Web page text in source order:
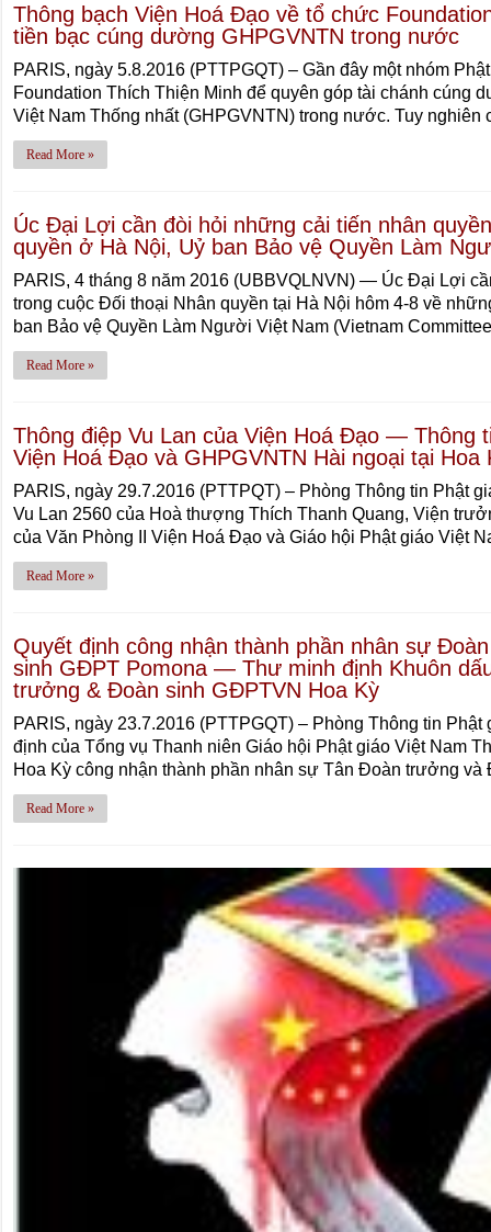
Thông bạch Viện Hoá Đạo về tổ chức
tiền bạc cúng dường GHPGVNTN trong nước
PARIS, ngày 5.8.2016 (PTTPGQT) – Gần đây một nhóm
Foundation Thích Thiện Minh để quyên góp tài chánh cúng
Việt Nam Thống nhất (GHPGVNTN) trong nước. Tuy
Read More »
Úc Đại Lợi cần đòi hỏi những cải tiến nhân
quyền ở Hà Nội, Uỷ ban Bảo vệ Quyền Làm
PARIS, 4 tháng 8 năm 2016 (UBBVQLNVN) — Úc Đại Lợi
trong cuộc Đối thoại Nhân quyền tại Hà Nội hôm 4-8 về
ban Bảo vệ Quyền Làm Người Việt Nam (Vietnam
Read More »
Thông điệp Vu Lan của Viện Hoá Đạo — Thông
Viện Hoá Đạo và GHPGVNTN Hài ngoại tại Hoa
PARIS, ngày 29.7.2016 (PTTPQT) – Phòng Thông tin Phật
Vu Lan 2560 của Hoà thượng Thích Thanh Quang, Viện
của Văn Phòng II Viện Hoá Đạo và Giáo hội Phật giáo Việt
Read More »
Quyết định công nhận thành phần nhân sự
sinh GĐPT Pomona — Thư minh định Khuôn
trưởng & Đoàn sinh GĐPTVN Hoa Kỳ
PARIS, ngày 23.7.2016 (PTTPGQT) – Phòng Thông tin
định của Tổng vụ Thanh niên Giáo hội Phật giáo Việt Nam
Hoa Kỳ công nhận thành phần nhân sự Tân Đoàn trưởng
Read More »